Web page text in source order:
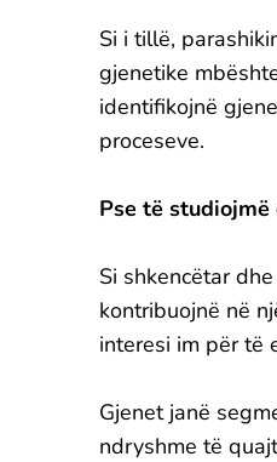
Si i tillë,
gjenetike
identifikojnë
proceseve.
Pse të
Si shkencëtar
kontribuojnë në
interesi im për të
Gjenet janë
ndryshme të